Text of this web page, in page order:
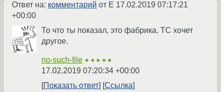
Ответ на: комментарий от E 17.02.2019 07:17:21
+00:00
То что ты показал, это фабрика. ТС хочет
другое.
no-such-file ★★★★★
17.02.2019 07:20:34 +00:00
Показать ответ
Ссылка